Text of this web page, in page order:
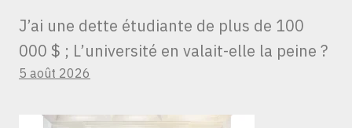
J’ai une dette étudiante de plus de 100
000 $ ; L’université en valait-elle la peine ?
5 août 2026